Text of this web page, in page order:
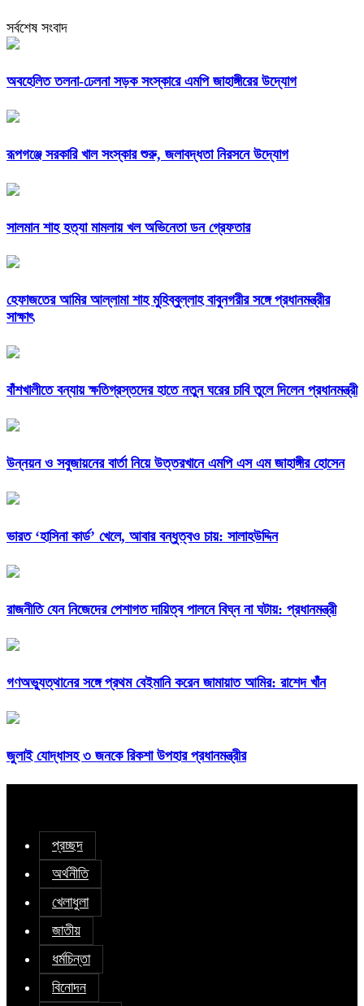
সর্বশেষ সংবাদ
অবহেলিত তলনা-ঢেলনা সড়ক সংস্কারে এমপি জাহাঙ্গীরের উদ্যোগ
রূপগঞ্জে সরকারি খাল সংস্কার শুরু, জলাবদ্ধতা নিরসনে উদ্যোগ
সালমান শাহ হত্যা মামলায় খল অভিনেতা ডন গ্রেফতার
হেফাজতের আমির আল্লামা শাহ মুহিব্বুল্লাহ বাবুনগরীর সঙ্গে প্রধানমন্ত্রীর
সাক্ষাৎ
বাঁশখালীতে বন্যায় ক্ষতিগ্রস্তদের হাতে নতুন ঘরের চাবি তুলে দিলেন প্রধানমন্ত্রী
উন্নয়ন ও সবুজায়নের বার্তা নিয়ে উত্তরখানে এমপি এস এম জাহাঙ্গীর হোসেন
ভারত ‘হাসিনা কার্ড’ খেলে, আবার বন্ধুত্বও চায়: সালাহউদ্দিন
রাজনীতি যেন নিজেদের পেশাগত দায়িত্ব পালনে বিঘ্ন না ঘটায়: প্রধানমন্ত্রী
গণঅভ্যুত্থানের সঙ্গে প্রথম বেইমানি করেন জামায়াত আমির: রাশেদ খাঁন
জুলাই যোদ্ধাসহ ৩ জনকে রিকশা উপহার প্রধানমন্ত্রীর
প্রচ্ছদ
অর্থনীতি
খেলাধুলা
জাতীয়
ধর্মচিন্তা
বিনোদন